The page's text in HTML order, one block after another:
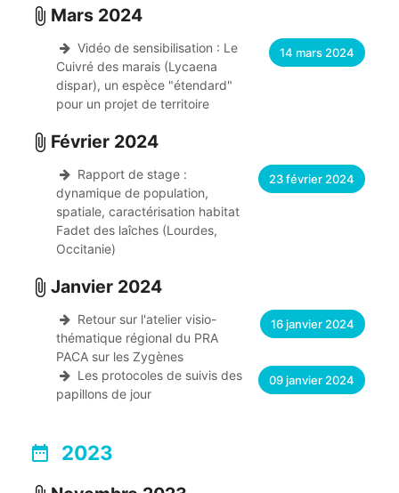
attach_file Mars 2024
Vidéo de sensibilisation : Le
Cuivré des marais (Lycaena
dispar), un espèce "étendard"
pour un projet de territoire
14 mars 2024
attach_file Février 2024
Rapport de stage :
dynamique de population,
spatiale, caractérisation habitat
Fadet des laîches (Lourdes,
Occitanie)
23 février 2024
attach_file Janvier 2024
Retour sur l'atelier visio-
thématique régional du PRA
PACA sur les Zygènes
16 janvier 2024
Les protocoles de suivis des
papillons de jour
09 janvier 2024
date_range 2023